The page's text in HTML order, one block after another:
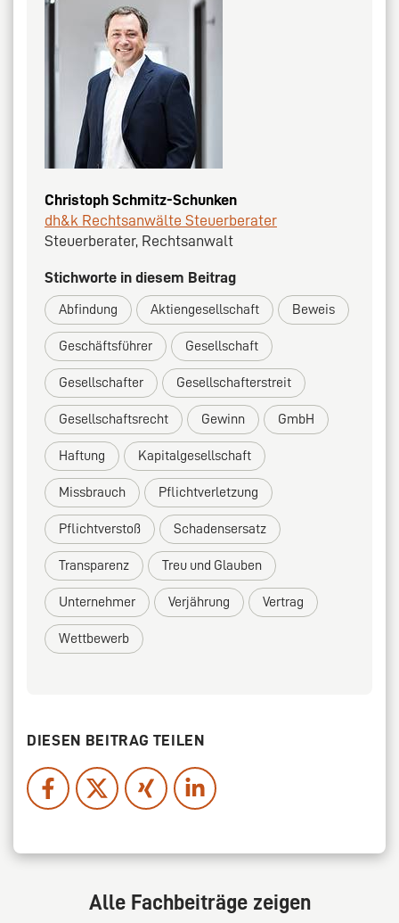
Christoph Schmitz-Schunken
dh&k Rechtsanwälte Steuerberater
Steuerberater, Rechtsanwalt
Stichworte in diesem Beitrag
Abfindung Aktiengesellschaft Beweis
Geschäftsführer Gesellschaft
Gesellschafter Gesellschafterstreit
Gesellschaftsrecht Gewinn GmbH
Haftung Kapitalgesellschaft
Missbrauch Pflichtverletzung
Pflichtverstoß Schadensersatz
Transparenz Treu und Glauben
Unternehmer Verjährung Vertrag
Wettbewerb
DIESEN BEITRAG TEILEN
Alle Fachbeiträge zeigen